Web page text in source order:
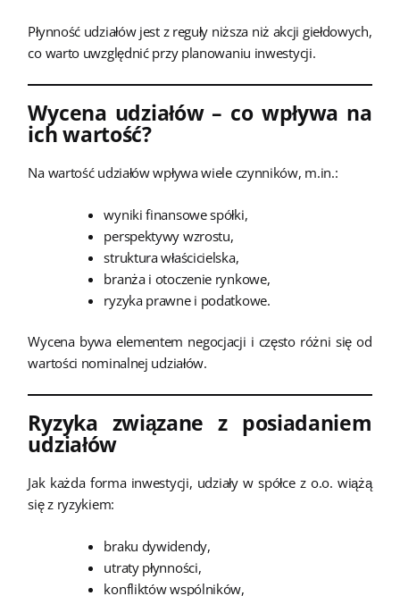
Płynność udziałów jest z reguły niższa niż akcji giełdowych,
co warto uwzględnić przy planowaniu inwestycji.
Wycena udziałów – co wpływa na
ich wartość?
Na wartość udziałów wpływa wiele czynników, m.in.:
wyniki finansowe spółki,
perspektywy wzrostu,
struktura właścicielska,
branża i otoczenie rynkowe,
ryzyka prawne i podatkowe.
Wycena bywa elementem negocjacji i często różni się od
wartości nominalnej udziałów.
Ryzyka związane z posiadaniem
udziałów
Jak każda forma inwestycji, udziały w spółce z o.o. wiążą
się z ryzykiem:
braku dywidendy,
utraty płynności,
konfliktów wspólników,